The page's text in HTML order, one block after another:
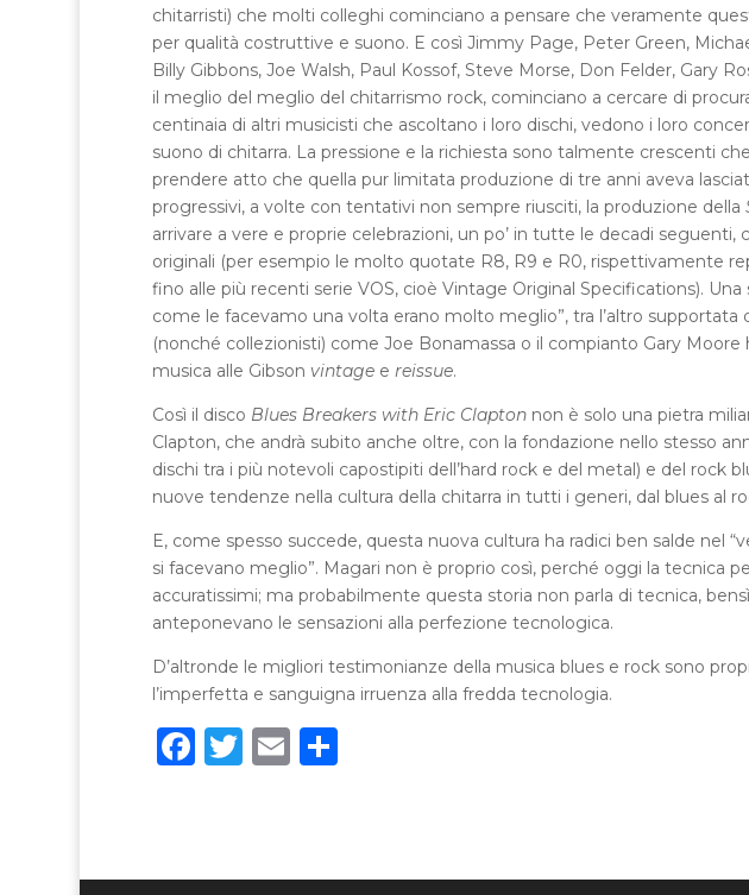
chitarristi) che molti colleghi cominciano a pensare che veramente
per qualità costruttive e suono. E così Jimmy Page, Peter Green,
Billy Gibbons, Joe Walsh, Paul Kossof, Steve Morse, Don Felder, Gary
il meglio del meglio del chitarrismo rock, cominciano a cercare di
centinaia di altri musicisti che ascoltano i loro dischi, vedono i loro
suono di chitarra. La pressione e la richiesta sono talmente crescenti
prendere atto che quella pur limitata produzione di tre anni aveva
progressivi, a volte con tentativi non sempre riusciti, la produzione della
arrivare a vere e proprie celebrazioni, un po’ in tutte le decadi
originali (per esempio le molto quotate R8, R9 e R0, rispettivamente
fino alle più recenti serie VOS, cioè Vintage Original Specifications).
come le facevamo una volta erano molto meglio”, tra l’altro
(nonché collezionisti) come Joe Bonamassa o il compianto Gary
musica alle Gibson vintagee reissue.
Così il disco Blues Breakers with Eric Clapton non è solo una pietra
Clapton, che andrà subito anche oltre, con la fondazione nello stesso
dischi tra i più notevoli capostipiti dell’hard rock e del metal) e del rock
nuove tendenze nella cultura della chitarra in tutti i generi, dal blues al
E, come spesso succede, questa nuova cultura ha radici ben salde nel
si facevano meglio”. Magari non è proprio così, perché oggi la tecnica
accuratissimi; ma probabilmente questa storia non parla di tecnica,
anteponevano le sensazioni alla perfezione tecnologica.
D’altronde le migliori testimonianze della musica blues e rock sono
l’imperfetta e sanguigna irruenza alla fredda tecnologia.
F T E C